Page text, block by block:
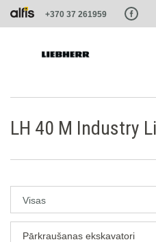
Paste this code as high in the
+370 37 261959
LH 40 M Industry
Visas
Pārkraušanas ekskavatori